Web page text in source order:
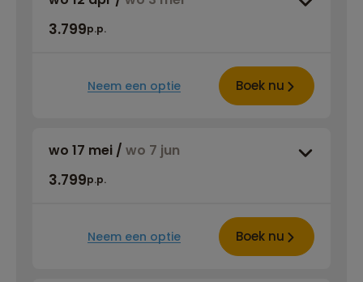
3.799p.p.
Neem een optie Boek nu
wo 17 mei / wo 7 jun
3.799p.p.
Neem een optie Boek nu